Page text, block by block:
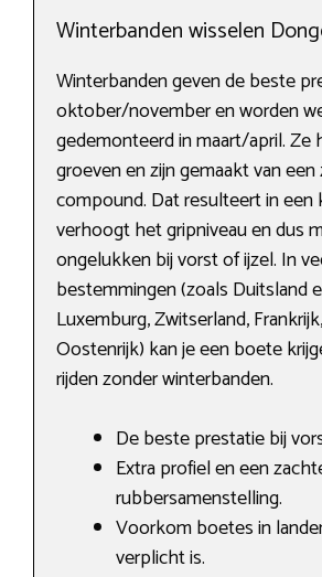
Winterbanden wisselen
Winterbanden geven de beste
oktober/november en worden
gedemonteerd in maart/april. Ze
groeven en zijn gemaakt van
compound. Dat resulteert in een
verhoogt het gripniveau en dus
ongelukken bij vorst of ijzel. In
bestemmingen (zoals Duitsland
Luxemburg, Zwitserland,
Oostenrijk) kan je een boete
rijden zonder winterbanden.
De beste prestatie bij
Extra profiel en een
rubbersamenstelling.
Voorkom boetes in
verplicht is.